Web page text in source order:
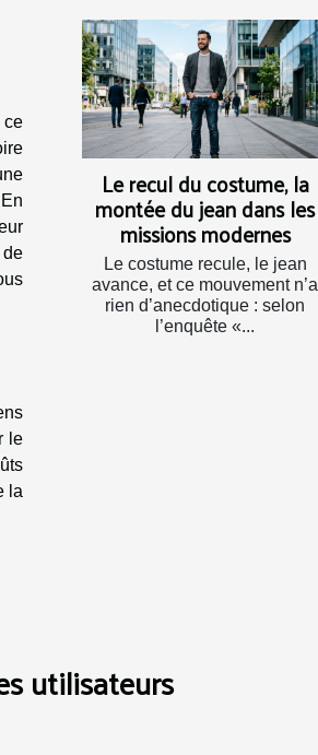
ce
le
la
Le recul du costume, la
montée du jean dans les
missions modernes
Le costume recule, le jean
avance, et ce mouvement n’a
rien d’anecdotique : selon
l’enquête «...
utilisateurs